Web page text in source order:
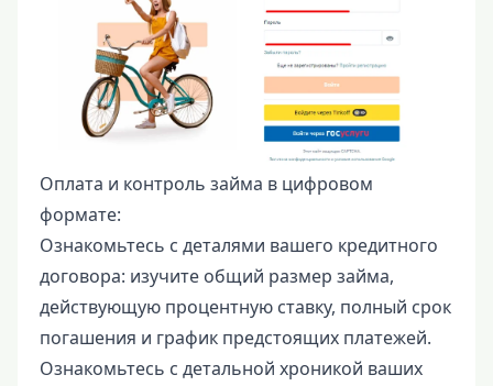
Оплата и контроль займа в цифровом
формате:
Ознакомьтесь с деталями вашего кредитного
договора: изучите общий размер займа,
действующую процентную ставку, полный срок
погашения и график предстоящих платежей.
Ознакомьтесь с детальной хроникой ваших